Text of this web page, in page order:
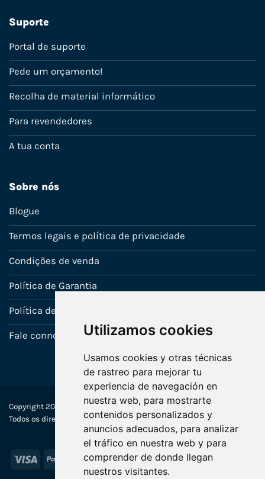
Utilizamos cookies
Usamos cookies y otras técnicas
de rastreo para mejorar tu
experiencia de navegación en
nuestra web, para mostrarte
contenidos personalizados y
anuncios adecuados, para analizar
el tráfico en nuestra web y para
comprender de donde llegan
nuestros visitantes.
Suporte
Portal de suporte
Pede um orçamento!
Recolha de material informático
Para revendedores
A tua conta
Sobre nós
Blogue
Termos legais e política de privacidade
Condições de venda
Política de Garantia
Política de utilização de cookies
Fale connosco
Copyright 2022-2025 © Ecosistemas Informáticos España SL –
Todos os direitos reservados
Visa PayPal Stripe MasterCard